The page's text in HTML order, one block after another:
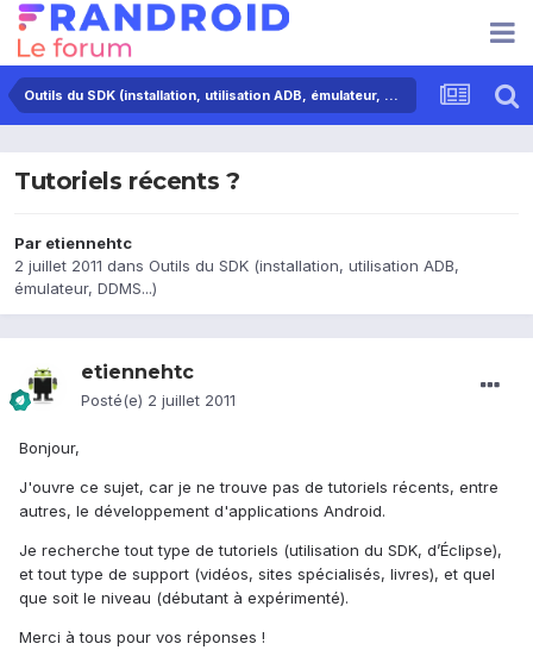
Outils du SDK (installation, utilisation ADB, émulateur, DDMS...)
Tutoriels récents ?
Par etiennehtc
2 juillet 2011 dans Outils du SDK (installation, utilisation ADB,
émulateur, DDMS...)
etiennehtc
Posté(e) 2 juillet 2011
Bonjour,
J'ouvre ce sujet, car je ne trouve pas de tutoriels récents, entre
autres, le développement d'applications Android.
Je recherche tout type de tutoriels (utilisation du SDK, d’Éclipse),
et tout type de support (vidéos, sites spécialisés, livres), et quel
que soit le niveau (débutant à expérimenté).
Merci à tous pour vos réponses !